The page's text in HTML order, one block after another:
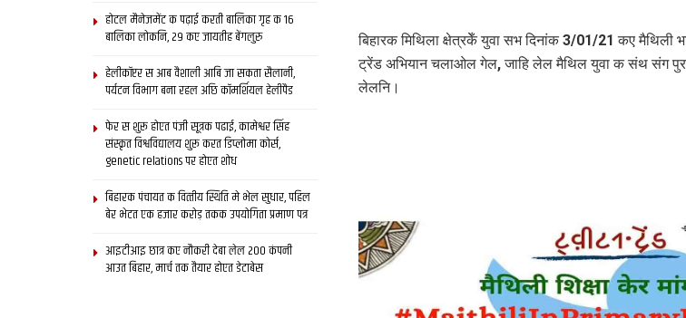
बिहारक मिथिला क्षेत्रकेँ युवा सभ दिनांक 3/01/21 कए मैथिली
ट्रेंड अभियान चलाओल गेल, जाहि लेल मैथिल युवा क संथ संग
लेलनि।
होटल मैनेजमेंट क पढ़ाई करती बालिका गृह क 16
बालिका लोकनि, 29 कए जायतीह बेंगलुरु
हेलीकॉप्टर स आब वैशाली आबि जा सकता सैलानी,
पर्यटन विभाग बना रहल अछि कॉमर्शियल हेलीपैड
फेर स शुरू होएत पंजी सूत्रक पढाई, कामेश्वर सिंह
संस्कृत विश्वविद्यालय शुरू करत डिप्लोमा कोर्स,
genetic relations पर होएत शोध
बिहारक पंचायत क वित्‍तीय स्थिति मे भेल सुधार, पहिल
बेर भेटत एक हजार करोड़ तकक उपयोगिता प्रमाण पत्र
आइटीआइ छात्र कए नौकरी देबा लेल 200 कंपनी
आउत बिहार, मार्च तक तैयार होएत डेटाबेस